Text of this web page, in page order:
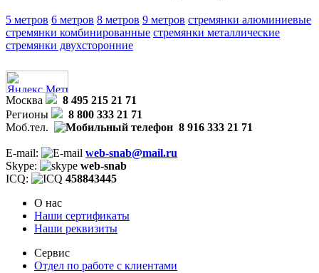
5 метров 6 метров 8 метров 9 метров стремянки алюминиевые
стремянки комбинированные стремянки металлические
стремянки двухсторонние
Москва
8 495 215 21 71
Регионы
8 800 333 21 71
Моб.тел.
8 916 333 21 71
E-mail:
web-snab@mail.ru
Skype:
web-snab
ICQ:
458843445
О нас
Наши сертификаты
Наши реквизиты
Сервис
Отдел по работе с клиентами